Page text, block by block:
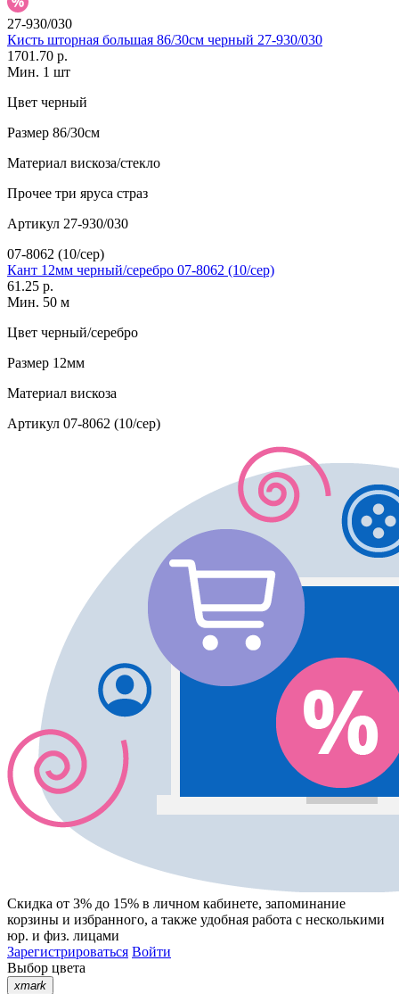
27-930/030
Кисть шторная большая 86/30см черный 27-930/030
1701.70 р.
Мин. 1 шт
Цвет черный
Размер 86/30см
Материал вискоза/стекло
Прочее три яруса страз
Артикул 27-930/030
07-8062 (10/сер)
Кант 12мм черный/серебро 07-8062 (10/сер)
61.25 р.
Мин. 50 м
Цвет черный/серебро
Размер 12мм
Материал вискоза
Артикул 07-8062 (10/сер)
Скидка от 3% до 15% в личном кабинете, запоминание
корзины и избранного, а также удобная работа с несколькими
юр. и физ. лицами
Зарегистрироваться Войти
Выбор цвета
xmark